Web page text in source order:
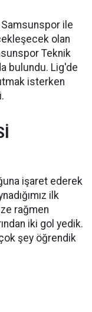
ile
olan
Teknik
bulundu. Lig'de
isterken
işaret ederek
ilk
rağmen
iki gol yedik.
şey öğrendik